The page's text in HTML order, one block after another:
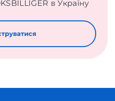
в Україну